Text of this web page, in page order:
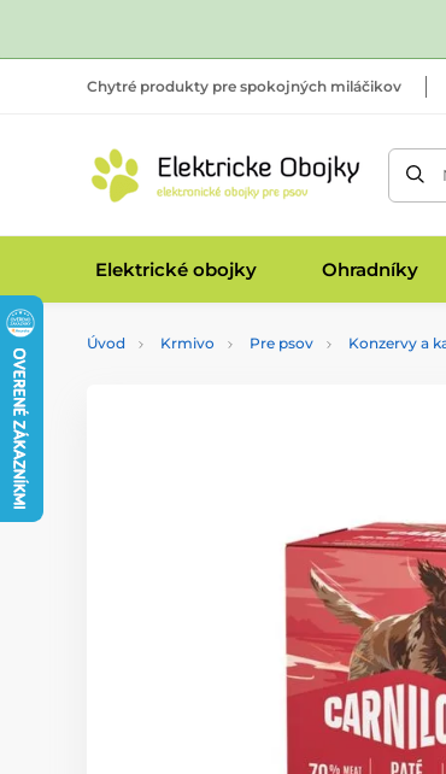
Chytré produkty pre spokojných miláčikov
Elektrické obojky Ohradníky
Úvod Krmivo Pre psov Konzervy a